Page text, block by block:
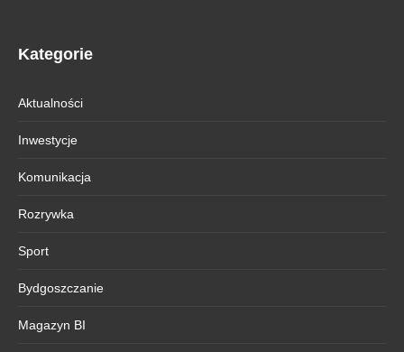
Kategorie
Aktualności
Inwestycje
Komunikacja
Rozrywka
Sport
Bydgoszczanie
Magazyn BI